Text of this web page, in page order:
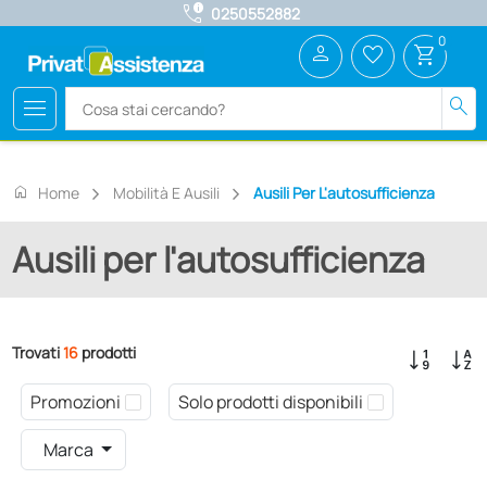
call_quality 0250552882
menu search
person favorite_border shopping_cart 0
home Home Mobilità E Ausili Ausili Per L'autosufficienza
Ausili per l'autosufficienza
Trovati16 prodotti
Promozioni
Solo prodotti disponibili
Marca